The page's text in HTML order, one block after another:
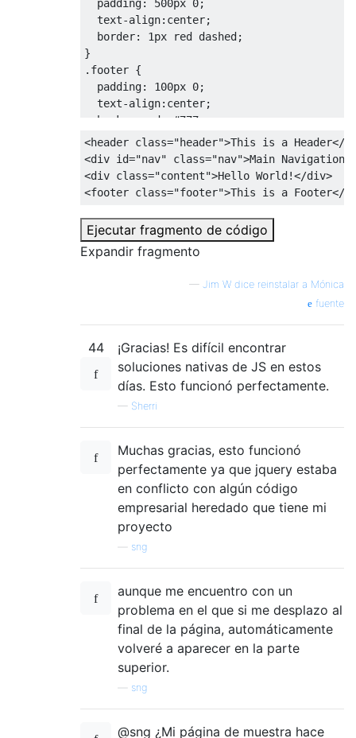
padding: 500px 0;
text-align: center;
border: 1px red dashed;
}
. footer {
padding: 100px 0;
text-align: center;
background
#777
border
red dashed;
<header class="header">This is a Header</
<div id="nav" class="nav">Main Navigation
<div class="content">Hello World!</div>
<footer class="footer">This is a Footer</
Ejecutar fragmento de código
Expandir fragmento
— Jim W dice reinstalar a Mónica
fuente
44
¡Gracias! Es difícil encontrar
soluciones nativas de JS en estos
días. Esto funcionó perfectamente.
— Sherri
Muchas gracias, esto funcionó
perfectamente ya que jquery estaba
en conflicto con algún código
empresarial heredado que tiene mi
proyecto
sng
aunque me encuentro con un
problema en el que si me desplazo al
final de la página, automáticamente
volveré a aparecer en la parte
superior.
sng
@sng ¿Mi página de muestra hace